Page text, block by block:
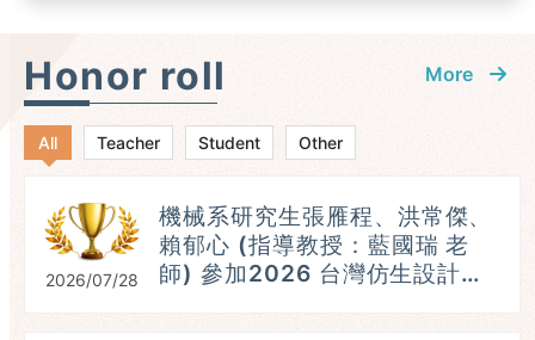
Honor roll
All Teacher Student Other
More
2026/07/28
機械系研究生張雁程、洪常傑、
賴郁心 (指導教授：藍國瑞 老
師) 參加2026 台灣仿生設計競